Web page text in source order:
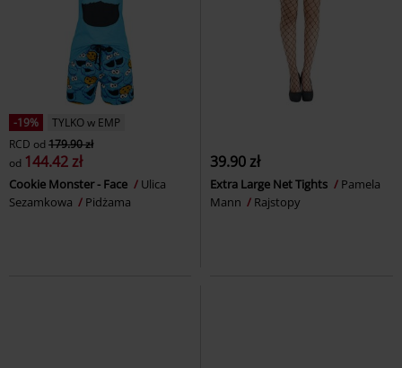
-19%
TYLKO w EMP
RCD od 179.90 zł
od 144.42 zł
Cookie Monster - Face
Ulica
Sezamkowa
Pidżama
39.90 zł
Extra Large Net Tights
Pamela
Mann
Rajstopy